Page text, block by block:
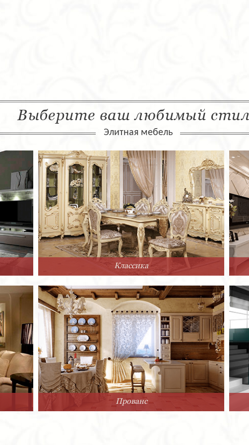
Выберите ваш любимый
Элитная мебель
Классика
Прованс